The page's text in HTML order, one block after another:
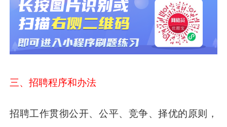
三、招聘程序和办法
招聘工作贯彻公开、公平、竞争、择优的原则，